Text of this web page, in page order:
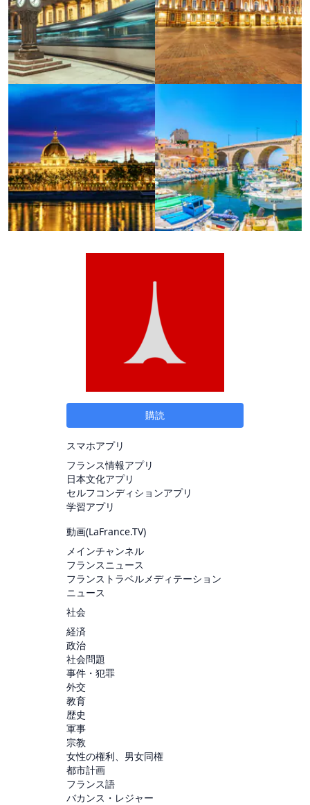
購読
スマホアプリ
フランス情報アプリ
日本文化アプリ
セルフコンディションアプリ
学習アプリ
動画(LaFrance.TV)
メインチャンネル
フランスニュース
フランストラベルメディテーション
ニュース
社会
経済
政治
社会問題
事件・犯罪
外交
教育
歴史
軍事
宗教
女性の権利、男女同権
都市計画
フランス語
バカンス・レジャー